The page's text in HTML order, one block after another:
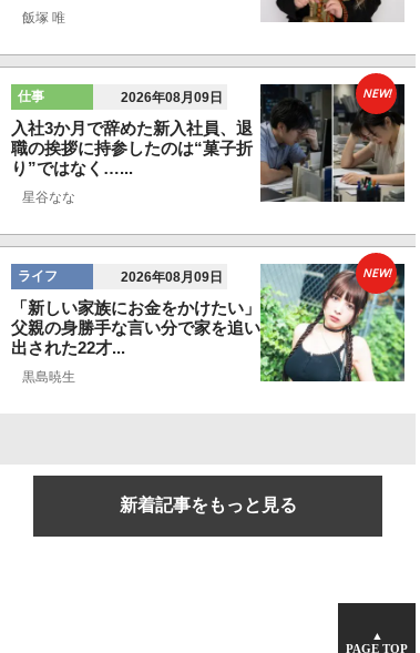
飯塚 唯
仕事 2026年08月09日
入社3か月で辞めた新入社員、退
職の挨拶に持参したのは“菓子折
り”ではなく…...
星谷なな
NEW!
ライフ 2026年08月09日
「新しい家族にお金をかけたい」
父親の身勝手な言い分で家を追い
出された22才...
黒島暁生
NEW!
新着記事をもっと見る
▲
PAGE TOP